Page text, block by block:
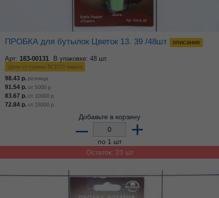
ПРОБКА для бутылок Цветок 13. 39 /48шт описание
Арт: 183-00131 В упаковке: 48 шт.
Цена от суммы ВСЕГО заказа
98.43 р. розница
91.54 р. от 5000 р.
83.67 р. от 10000 р.
72.84 р. от 15000 р.
Добавьте в корзину
– +
по 1 шт
Остаток: 23 шт